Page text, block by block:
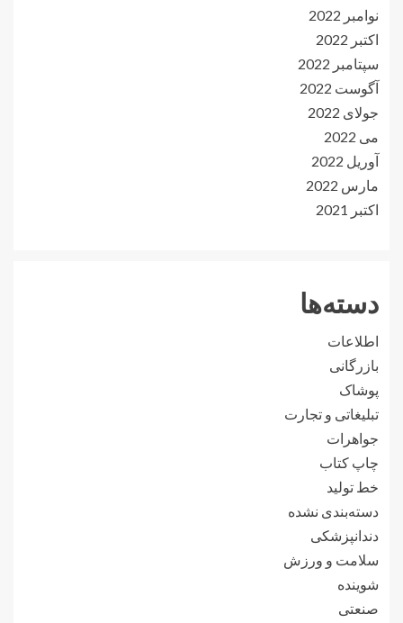
نوامبر 2022
اکتبر 2022
سپتامبر 2022
آگوست 2022
جولای 2022
می 2022
آوریل 2022
مارس 2022
اکتبر 2021
دسته‌ها
اطلاعات
بازرگانی
پوشاک
تبلیغاتی و تجارت
جواهرات
چاپ کتاب
خط تولید
دسته‌بندی نشده
دندانپزشکی
سلامت و ورزش
شوینده
صنعتی